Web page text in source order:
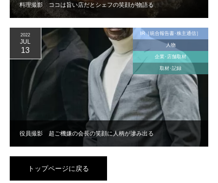
料理撮影 ココは旨い店だとシェフの笑顔が物語る
役員撮影 超ご機嫌の会長の笑顔に人柄が滲み出る
2022
JUL
13
IR［統合報告書･株主通信］
人物
企業･店舗取材
取材･記録
トップページに戻る